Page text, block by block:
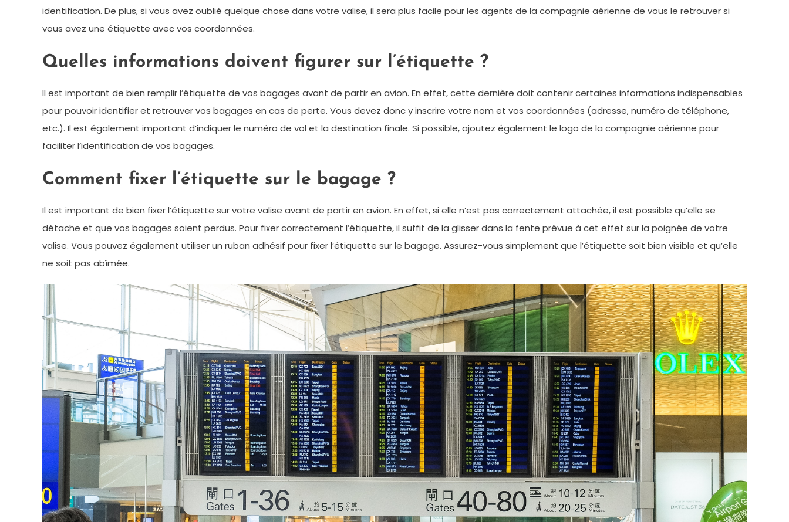
identification. De plus, si vous avez oublié quelque chose dans votre valise, il sera plus facile pour les agents de la compagnie aérienne de vous le retrouver si
vous avez une étiquette avec vos coordonnées.
Quelles informations doivent figurer sur l’étiquette ?
Il est important de bien remplir l’étiquette de vos bagages avant de partir en avion. En effet, cette dernière doit contenir certaines informations indispensables
pour pouvoir identifier et retrouver vos bagages en cas de perte. Vous devez donc y inscrire votre nom et vos coordonnées (adresse, numéro de téléphone,
etc.). Il est également important d’indiquer le numéro de vol et la destination finale. Si possible, ajoutez également le logo de la compagnie aérienne pour
faciliter l’identification de vos bagages.
Comment fixer l’étiquette sur le bagage ?
Il est important de bien fixer l’étiquette sur votre valise avant de partir en avion. En effet, si elle n’est pas correctement attachée, il est possible qu’elle se
détache et que vos bagages soient perdus. Pour fixer correctement l’étiquette, il suffit de la glisser dans la fente prévue à cet effet sur la poignée de votre
valise. Vous pouvez également utiliser un ruban adhésif pour fixer l’étiquette sur le bagage. Assurez-vous simplement que l’étiquette soit bien visible et qu’elle
ne soit pas abîmée.